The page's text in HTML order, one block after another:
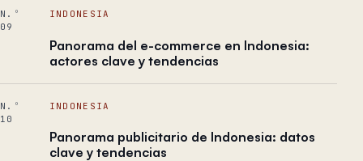
N.º
09
INDONESIA
Panorama del e-commerce en Indonesia:
actores clave y tendencias
N.º
10
INDONESIA
Panorama publicitario de Indonesia: datos
clave y tendencias